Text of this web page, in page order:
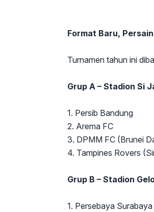
Format Baru,
Turnamen tahun ini
Grup A – Stadion Si
1. Persib Bandung
2. Arema FC
3. DPMM FC (Brunei
4. Tampines Rovers
Grup B – Stadion
1. Persebaya Surabaya